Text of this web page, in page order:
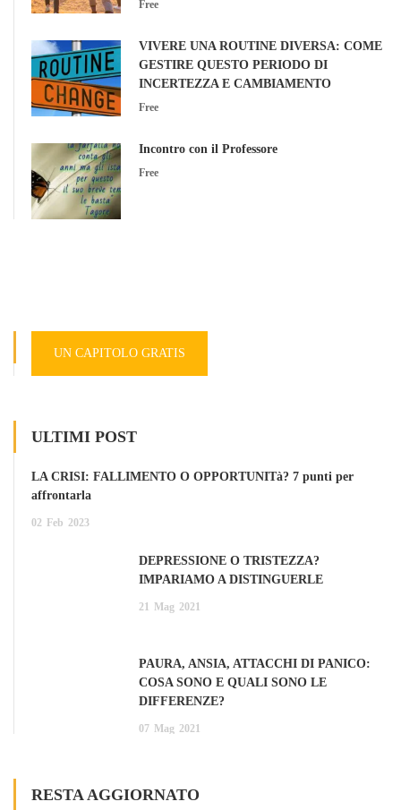
Free
VIVERE UNA ROUTINE DIVERSA: COME
GESTIRE QUESTO PERIODO DI
INCERTEZZA E CAMBIAMENTO
Free
Incontro con il Professore
Free
UN CAPITOLO GRATIS
ULTIMI POST
LA CRISI: FALLIMENTO O OPPORTUNITà? 7 punti per
affrontarla
02 Feb 2023
DEPRESSIONE O TRISTEZZA?
IMPARIAMO A DISTINGUERLE
21 Mag 2021
PAURA, ANSIA, ATTACCHI DI PANICO:
COSA SONO E QUALI SONO LE
DIFFERENZE?
07 Mag 2021
RESTA AGGIORNATO